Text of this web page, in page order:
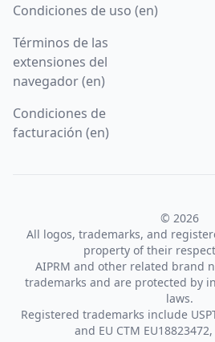
Condiciones de uso (en)
Términos de las
extensiones del
navegador (en)
Condiciones de
facturación (en)
© 2026
All logos, trademarks, and
property of their
AIPRM and other related brand
trademarks and are protected by
laws.
Registered trademarks include
and EU CTM